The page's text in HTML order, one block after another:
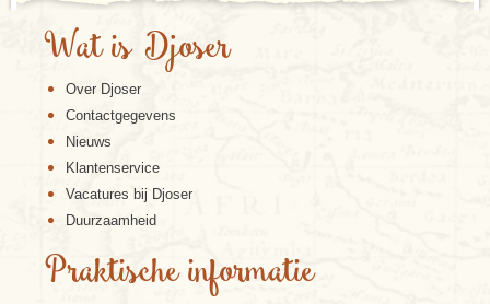
Wat is Djoser
Over Djoser
Contactgegevens
Nieuws
Klantenservice
Vacatures bij Djoser
Duurzaamheid
Praktische informatie